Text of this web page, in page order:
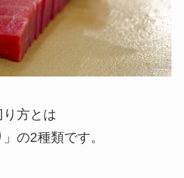
方とは
」の2種類です。